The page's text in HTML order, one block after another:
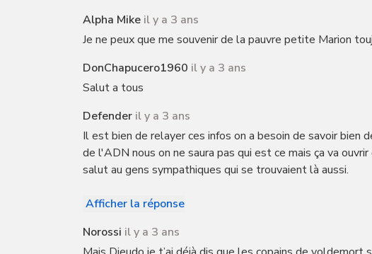
Alpha Mike il y a 3 ans
Je ne peux que me souvenir de la pauvre petite Marion
DonChapucero1960 il y a 3 ans
Salut a tous
Defender il y a 3 ans
Il est bien de relayer ces infos on a besoin de savoir bien
de l'ADN nous on ne saura pas qui est ce mais ça va
salut au gens sympathiques qui se trouvaient là aussi.
Afficher la réponse
Norossi il y a 3 ans